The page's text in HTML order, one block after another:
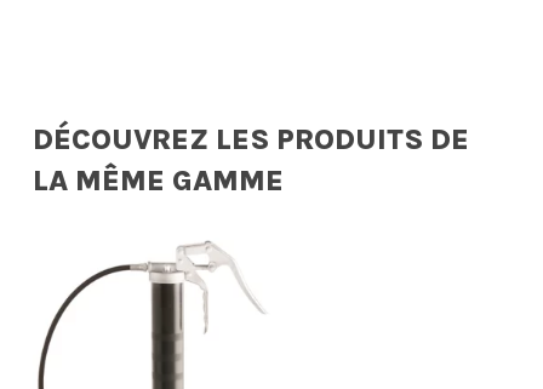
DÉCOUVREZ LES PRODUITS DE
LA MÊME GAMME